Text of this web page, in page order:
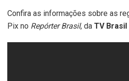
Confira as informações sobre as
Pix no Repórter Brasil, da TV Brasil